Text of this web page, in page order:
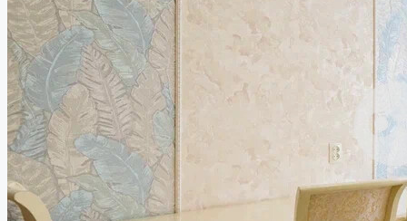
Работа в компании
8 (843) 250 2516
Избранное0